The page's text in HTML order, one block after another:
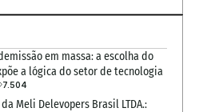
em massa: a escolha do
a lógica do setor de tecnologia
7.504
Meli Delevopers Brasil LTDA.: